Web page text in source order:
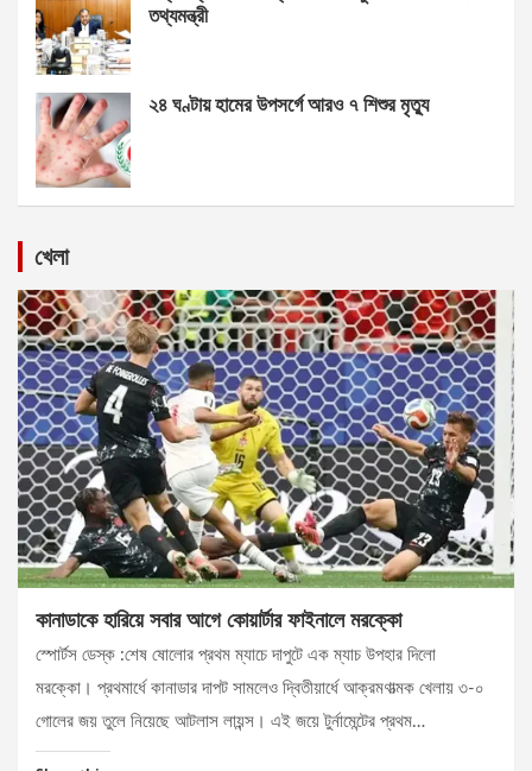
তথ্যমন্ত্রী
২৪ ঘণ্টায় হামের উপসর্গে আরও ৭ শিশুর মৃত্যু
খেলা
কানাডাকে হারিয়ে সবার আগে কোয়ার্টার ফাইনালে মরক্কো
স্পোর্টস ডেস্ক :শেষ ষোলোর প্রথম ম্যাচে দাপুটে এক ম্যাচ উপহার দিলো
মরক্কো। প্রথমার্ধে কানাডার দাপট সামলেও দ্বিতীয়ার্ধে আক্রমণাত্মক খেলায় ৩-০
গোলের জয় তুলে নিয়েছে আটলাস লায়ন্স। এই জয়ে টুর্নামেন্টের প্রথম…